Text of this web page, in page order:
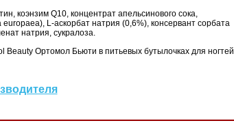
коэнзим Q10, концентрат апельсинового сока,
L-аскорбат натрия (0,6%), консервант сорбата
натрия, сукралоза.
Ортомол Бьюти в питьевых бутылочках для ногтей